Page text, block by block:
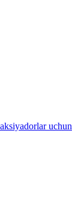
uchun